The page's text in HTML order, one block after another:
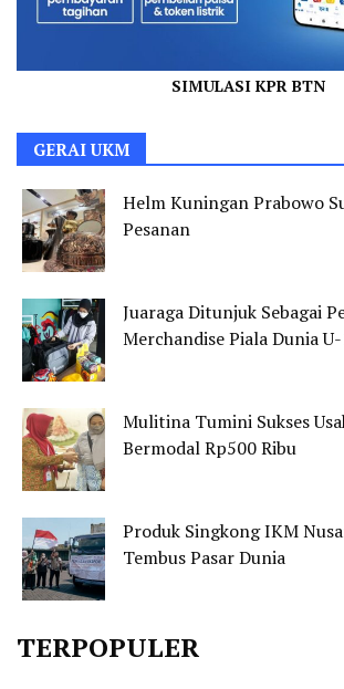
SIMULASI KPR BTN
GERAI UKM
Helm Kuningan Prabowo
Pesanan
Juaraga Ditunjuk Sebagai
Merchandise Piala Dunia
Mulitina Tumini Sukses
Bermodal Rp500 Ribu
Produk Singkong IKM
Tembus Pasar Dunia
TERPOPULER